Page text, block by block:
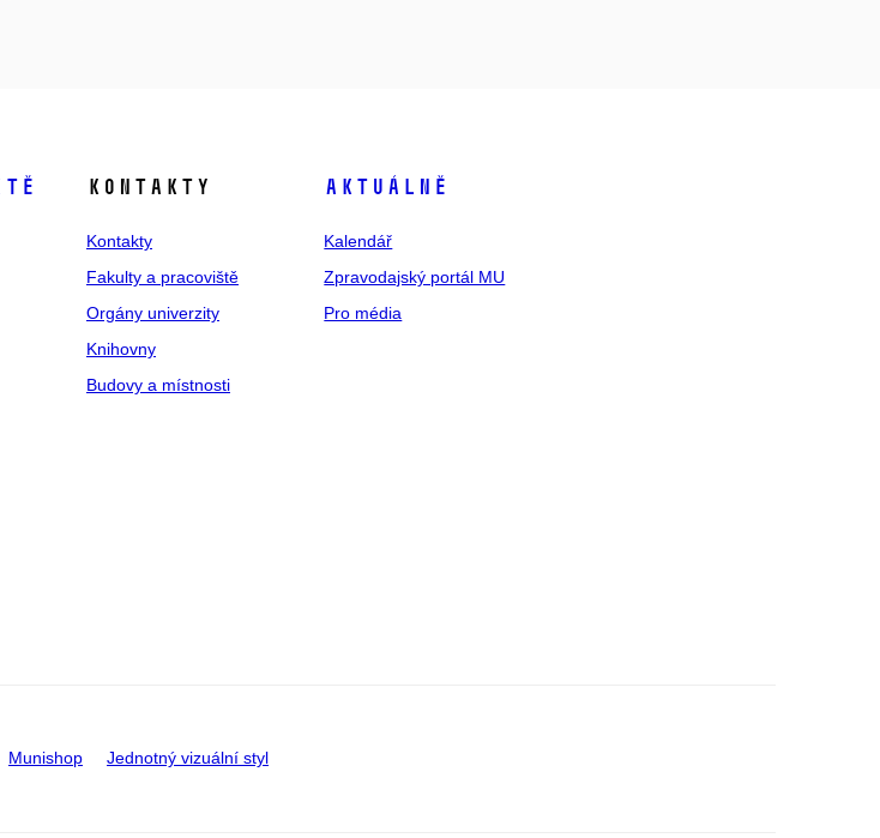
Kontakty
Kontakty
Fakulty a pracoviště
Orgány univerzity
Knihovny
Budovy a místnosti
Aktuálně
Kalendář
Zpravodajský portál MU
Pro média
Munishop Jednotný vizuální styl